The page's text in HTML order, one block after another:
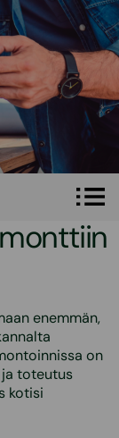
enemmän,
on
ja toteutus
kotisi